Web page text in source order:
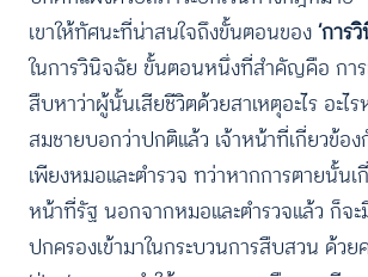
เขาให้ทัศนะที่น่าสนใจถึงขั้นตอนของ‘การ
ในการวินิจฉัย ขั้นตอนหนึ่งที่สำคัญคือ กา
สืบหาว่าผู้นั้นเสียชีวิตด้วยสาเหตุอะไร อะไ
สมชายบอกว่าปกติแล้ว เจ้าหน้าที่เกี่ยวข้อ
เพียงหมอและตำรวจ ทว่าหากการตายนั้น
หน้าที่รัฐ นอกจากหมอและตำรวจแล้ว ก็จะ
ปกครองเข้ามาในกระบวนการสืบสวน ด้วย